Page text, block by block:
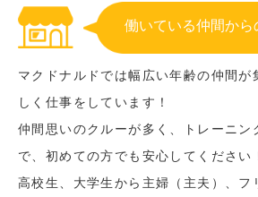
働いている仲間から
マクドナルドでは幅広い年齢の仲間が
しく仕事をしています！
仲間思いのクルーが多く、トレーニン
で、初めての方でも安心してください
高校生、大学生から主婦（主夫）、フ